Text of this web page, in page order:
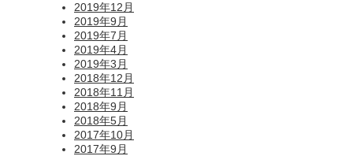
2019年12月
2019年9月
2019年7月
2019年4月
2019年3月
2018年12月
2018年11月
2018年9月
2018年5月
2017年10月
2017年9月